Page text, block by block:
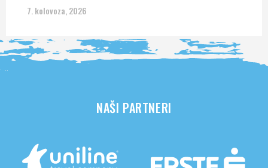
7. kolovoza, 2026
NAŠI PARTNERI